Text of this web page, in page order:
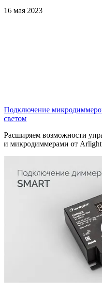
16 мая 2023
Подключение
светом
Расширяем возможности
и микродиммерами от